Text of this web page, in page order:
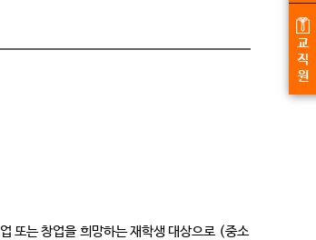
또는 창업을 희망하는 재학생 대상으로 (중소
교
직
원